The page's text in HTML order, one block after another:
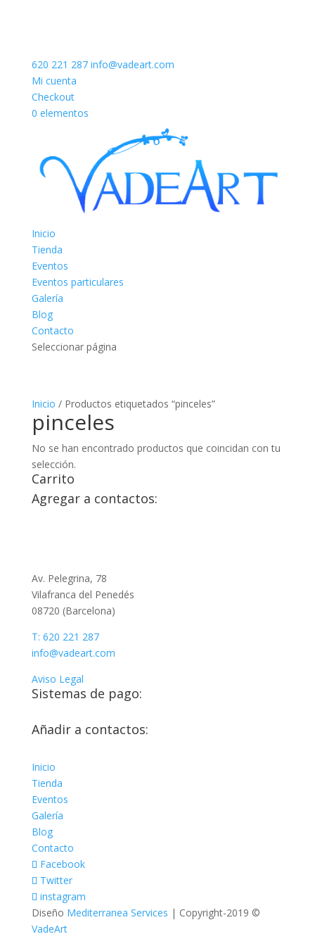
620 221 287 info@vadeart.com
Mi cuenta
Checkout
0 elementos
Inicio
Tienda
Eventos
Eventos particulares
Galería
Blog
Contacto
Seleccionar página
Inicio / Productos etiquetados “pinceles”
pinceles
No se han encontrado productos que coincidan con tu
selección.
Carrito
Agregar a contactos:
Av. Pelegrina, 78
Vilafranca del Penedés
08720 (Barcelona)
T: 620 221 287
info@vadeart.com
Aviso Legal
Sistemas de pago:
Añadir a contactos:
Inicio
Tienda
Eventos
Galería
Blog
Contacto
Facebook
Twitter
instagram
Diseño Mediterranea Services | Copyright-2019 ©
VadeArt